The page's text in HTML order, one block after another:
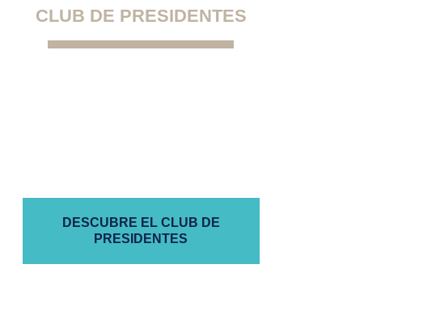
CLUB DE PRESIDENTES
DESCUBRE EL CLUB DE
PRESIDENTES